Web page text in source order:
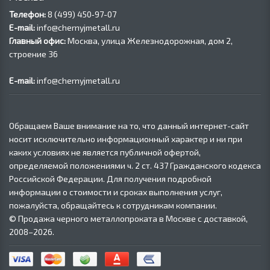
Телефон:8 (499) 450‑97-07
E-mail:info@chernyjmetall.ru
Главный офис:Москва, улица Железнодорожная, дом 2,
строение 36
E-mail:info@chernyjmetall.ru
Обращаем Ваше внимание на то, что данный интернет-сайт
носит исключительно информационный характер и ни при
каких условиях не является публичной офертой,
определяемой положениями ч. 2 ст. 437 Гражданского кодекса
Российской Федерации. Для получения подробной
информации о стоимости и сроках выполнения услуг,
пожалуйста, обращайтесь к сотрудникам компании.
© Продажа черного металлопроката в Москве с доставкой,
2008–2026.